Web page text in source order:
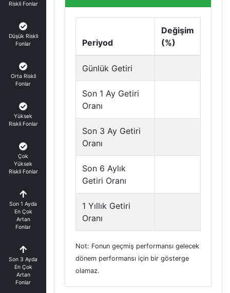
Riskli Fonlar
Düşük Riskli
Fonlar
Orta Riskli
Fonlar
Yüksek
Riskli Fonlar
Çok
Yüksek
Riskli Fonlar
Son 1 Ayda
En Çok
Artan
Fonlar
Son 3 Ayda
En Çok
Artan
Fonlar
Periyod
Değişim
(%)
Günlük Getiri
Son 1 Ay Getiri
Oranı
Son 3 Ay Getiri
Oranı
Son 6 Aylık
Getiri Oranı
1 Yıllık Getiri
Oranı
Not: Fonun geçmiş performansı gelecek
dönem performansı için bir gösterge
olamaz.